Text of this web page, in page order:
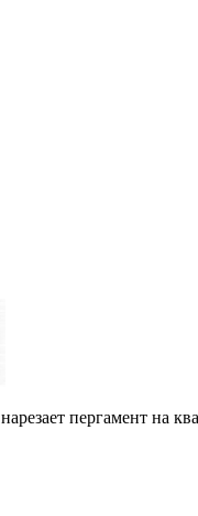
пергамент на